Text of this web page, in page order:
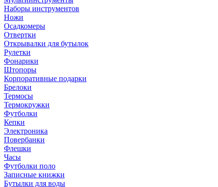
Наборы инструментов
Ножи
Осадкомеры
Отвертки
Открывалки для бутылок
Рулетки
Фонарики
Штопоры
Корпоративные подарки
Брелоки
Термосы
Термокружки
Футболки
Кепки
Электроника
Повербанки
Флешки
Часы
Футболки поло
Записные книжки
Бутылки для воды